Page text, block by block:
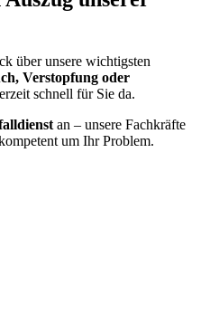
über unsere wichtigsten
Verstopfung oder
schnell für Sie da.
an – unsere Fachkräfte
um Ihr Problem.